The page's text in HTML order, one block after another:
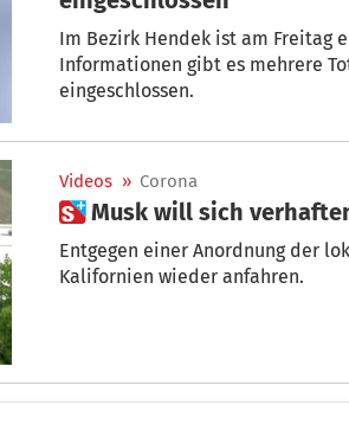
Im Bezirk Hendek ist am Freitag
Informationen gibt es mehrere
eingeschlossen.
Videos » Corona
 Musk will sich
Entgegen einer Anordnung der
Kalifornien wieder anfahren.